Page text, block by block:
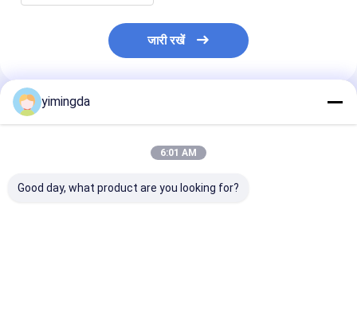
जारी रखें
अनुशंसित उत्पाद
yimingda
6:01 AM
Good day, what product are you looking for?